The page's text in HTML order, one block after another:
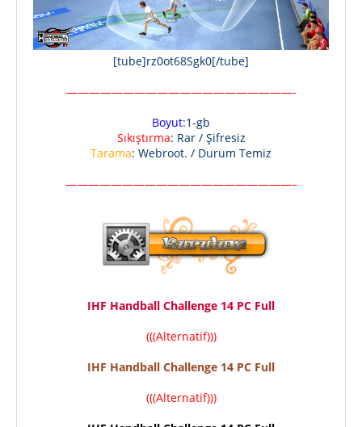
[tube]rz0ot68Sgk0[/tube]
————————————————————-
Boyut:1-gb
Sıkıştırma: Rar / Şifresiz
Tarama: Webroot. / Durum Temiz
————————————————————–
IHF Handball Challenge 14 PC Full
(((Alternatif)))
IHF Handball Challenge 14 PC Full
(((Alternatif)))